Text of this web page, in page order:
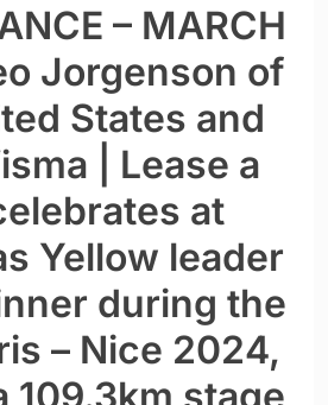
– MARCH
Jorgenson of
States and
| Lease a
at
Yellow leader
during the
– Nice 2024,